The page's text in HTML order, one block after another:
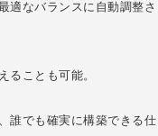
適なバランスに自動調整さ
ることも可能。
誰でも確実に構築できる仕